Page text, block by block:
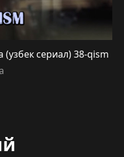
сериал) 38-qism